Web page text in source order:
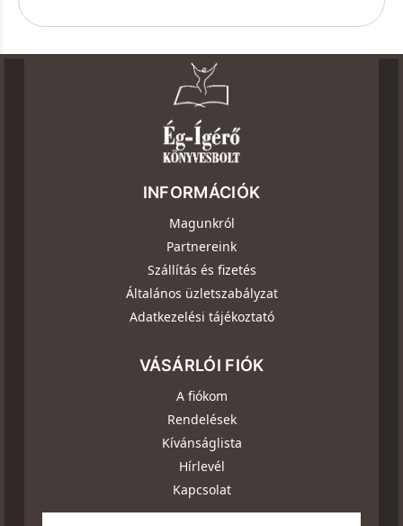
INFORMÁCIÓK
Magunkról
Partnereink
Szállítás és fizetés
Általános üzletszabályzat
Adatkezelési tájékoztató
VÁSÁRLÓI FIÓK
A fiókom
Rendelések
Kívánságlista
Hírlevél
Kapcsolat